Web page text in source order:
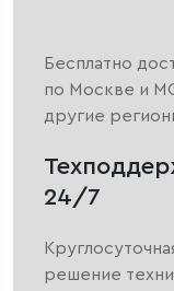
Бесплатно
по Москве и
другие
24/7
решение